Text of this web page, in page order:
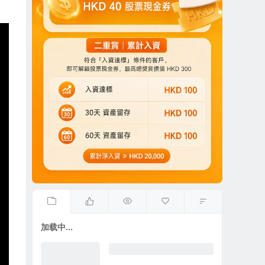
加载中...